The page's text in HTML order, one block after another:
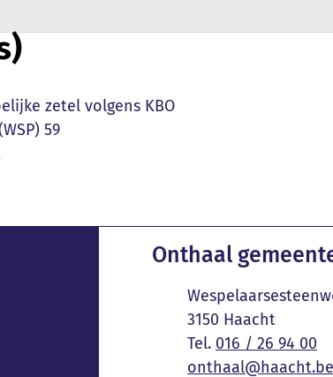
zetel volgens KBO
59
Contact &
Onthaal
Adres
,3150 Haacht
016 / 26 94 00
E-mailonthaal@haacht.be